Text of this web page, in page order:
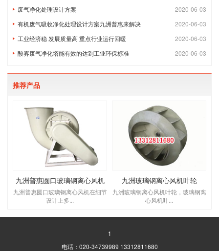
2020-06-03
废气净化处理设计方案
2020-06-03
有机废气吸收净化处理设计方案九洲普惠来解决
2020-06-03
工业经济稳 发展质量高 重点行业运行回暖
2020-06-03
酸雾废气净化塔能有效的达到工业环保标准
推荐产品
九洲普惠圆口玻璃钢离心风机
九洲普惠圆口玻璃钢离心风机在细节
设计上多...
九洲玻璃钢离心风机叶轮
九洲玻璃钢离心风机叶轮，玻璃钢离
心风机叶...
1
电话：020-34739989 13312811680